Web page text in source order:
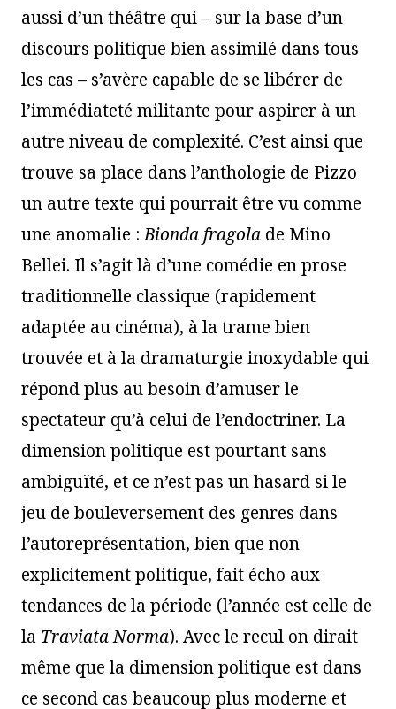
aussi d’un théâtre qui – sur la base d’un
discours politique bien assimilé dans tous
les cas – s’avère capable de se libérer de
l’immédiateté militante pour aspirer à un
autre niveau de complexité. C’est ainsi que
trouve sa place dans l’anthologie de Pizzo
un autre texte qui pourrait être vu comme
une anomalie :Bionda fragola de Mino
Bellei. Il s’agit là d’une comédie en prose
traditionnelle classique (rapidement
adaptée au cinéma), à la trame bien
trouvée et à la dramaturgie inoxydable qui
répond plus au besoin d’amuser le
spectateur qu’à celui de l’endoctriner. La
dimension politique est pourtant sans
ambiguïté, et ce n’est pas un hasard si le
jeu de bouleversement des genres dans
l’autoreprésentation, bien que non
explicitement politique, fait écho aux
tendances de la période (l’année est celle de
la Traviata Norma). Avec le recul on dirait
même que la dimension politique est dans
ce second cas beaucoup plus moderne et